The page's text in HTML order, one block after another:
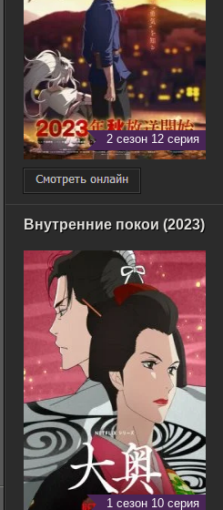
2 сезон 12 серия
Внутренние покои (2023)
1 сезон 10 серия